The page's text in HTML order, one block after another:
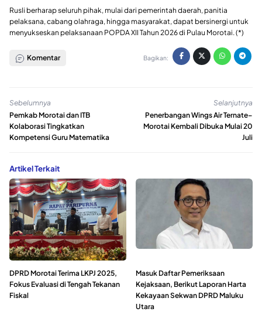
Rusli berharap seluruh pihak, mulai dari pemerintah daerah, panitia
pelaksana, cabang olahraga, hingga masyarakat, dapat bersinergi untuk
menyukseskan pelaksanaan POPDA XII Tahun 2026 di Pulau Morotai. (*)
Komentar Bagikan:
Sebelumnya
Pemkab Morotai dan ITB
Kolaborasi Tingkatkan
Kompetensi Guru Matematika
Selanjutnya
Penerbangan Wings Air Ternate–
Morotai Kembali Dibuka Mulai 20
Juli
Artikel Terkait
DPRD Morotai Terima LKPJ 2025,
Fokus Evaluasi di Tengah Tekanan
Fiskal
Masuk Daftar Pemeriksaan
Kejaksaan, Berikut Laporan Harta
Kekayaan Sekwan DPRD Maluku
Utara